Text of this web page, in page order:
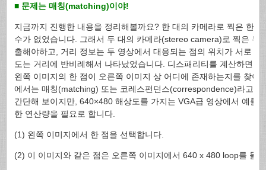
■ 문제는 매칭(matching)이야!
지금까지 진행한 내용을 정리해볼까요? 한 대의 카메라로 찍은 한
수가 없었습니다. 그래서 두 대의 카메라(stereo camera)로 찍은 두
출해야하고, 거리 정보는 두 영상에서 대응되는 점의 위치가 서로
도는 거리에 반비례해서 나타났었습니다. 디스패리티를 계산하면
왼쪽 이미지의 한 점이 오른쪽 이미지 상 어디에 존재하는지를 찾아
에서는 매칭(matching) 또는 코레스펀던스(correspondence)라고
간단해 보이지만, 640×480 해상도를 가지는 VGA급 영상에서 예를
한 연산량을 필요로 합니다.
(1) 왼쪽 이미지에서 한 점을 선택합니다.
(2) 이 이미지와 같은 점은 오른쪽 이미지에서 640 x 480 loop를 돌